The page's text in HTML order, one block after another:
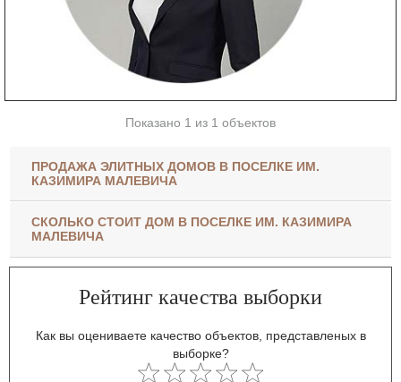
Показано 1 из 1 объектов
ПРОДАЖА ЭЛИТНЫХ ДОМОВ В ПОСЕЛКЕ ИМ.
КАЗИМИРА МАЛЕВИЧА
СКОЛЬКО СТОИТ ДОМ В ПОСЕЛКЕ ИМ. КАЗИМИРА
МАЛЕВИЧА
Рейтинг качества выборки
Как вы оцениваете качество объектов, представленых в
выборке?